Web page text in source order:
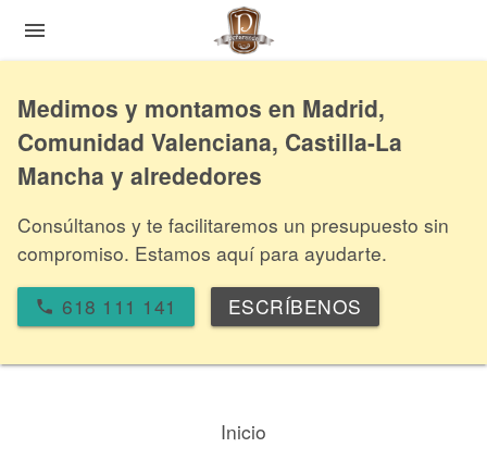
menu
Medimos y montamos en Madrid,
Comunidad Valenciana, Castilla-La
Mancha y alrededores
Consúltanos y te facilitaremos un presupuesto sin
compromiso. Estamos aquí para ayudarte.
local_phone 618 111 141 ESCRÍBENOS
Inicio